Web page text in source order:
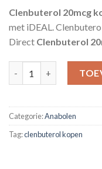
Clenbuterol 20mcg
met iDEAL.
Direct Clenbuterol
Categorie:Anabolen
Tag:clenbuterol kopen